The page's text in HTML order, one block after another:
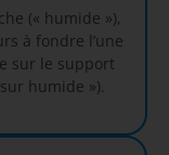
(« humide »),
à fondre l’une
sur le support
humide »).